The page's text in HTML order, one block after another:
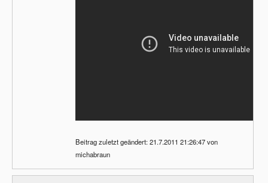
Beitrag zuletzt geändert: 21.7.2011 21:26:47 von
michabraun